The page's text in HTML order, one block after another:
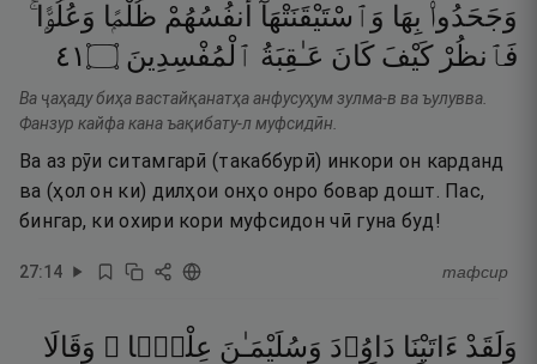
وَجَحَدُوا۟ بِهَا وَٱسْتَيْقَنَتْهَآ أَنفُسُهُمْ ظُلْمًۭا وَعُلُوًّۭا ۚ
فَٱنظُرْ كَيْفَ كَانَ عَـٰقِبَةُ ٱلْمُفْسِدِينَ ۝١٤
Ва ҷаҳаду биҳа вастайқанатҳа анфусуҳум зулма-в ва ъулувва.
Фанзур кайфа кана ъақибату-л муфсидӣн.
Ва аз рӯи ситамгарӣ (такаббурӣ) инкори он карданд
ва (ҳол он ки) дилҳои онҳо онро бовар дошт. Пас,
бингар, ки охири кори муфсидон чӣ гуна буд!
27:14 тафсир
وَلَقَدْ ءَاتَيْنَا دَاوُۥدَ وَسُلَيْمَـٰنَ عِلْمًۭا ۖ وَقَالَا